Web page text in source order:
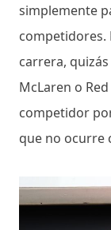
simplemente
competidores.
carrera,
McLaren o
competidor
que no ocurre